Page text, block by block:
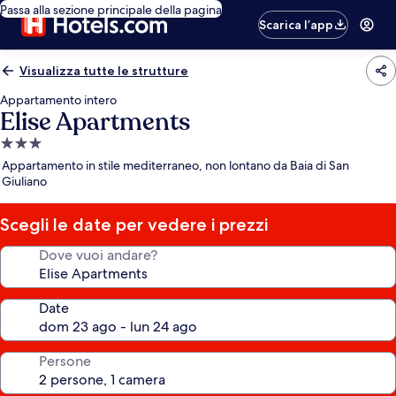
Passa alla sezione principale della pagina
Scarica l’app
Visualizza tutte le strutture
Appartamento intero
Elise Apartments
Struttura
a
3.0
stelle
Appartamento in stile mediterraneo, non lontano da Baia di San
Giuliano
Scegli le date per vedere i prezzi
Dove vuoi andare?
Date
Persone